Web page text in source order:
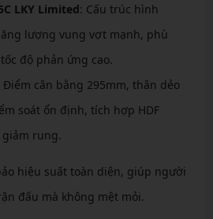
LKY Limited: Cấu trúc hình
lượng vung vợt mạnh, phù
độ phản ứng cao.
Điểm cân bằng 295mm, thân dẻo
soát ổn định, tích hợp HDF
giảm rung.
hiệu suất toàn diện, giúp người
đấu mà không mệt mỏi.